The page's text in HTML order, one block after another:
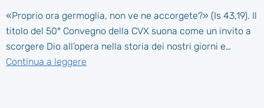
«Proprio ora germoglia, non ve ne accorgete?» (Is 43,19). Il
titolo del 50° Convegno della CVX suona come un invito a
scorgere Dio all’opera nella storia dei nostri giorni e…
Continua a leggere